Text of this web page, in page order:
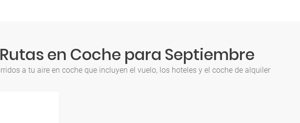
Rutas en Coche para Septiembre
a tu aire en coche que incluyen el vuelo, los hoteles y el coche de alquiler